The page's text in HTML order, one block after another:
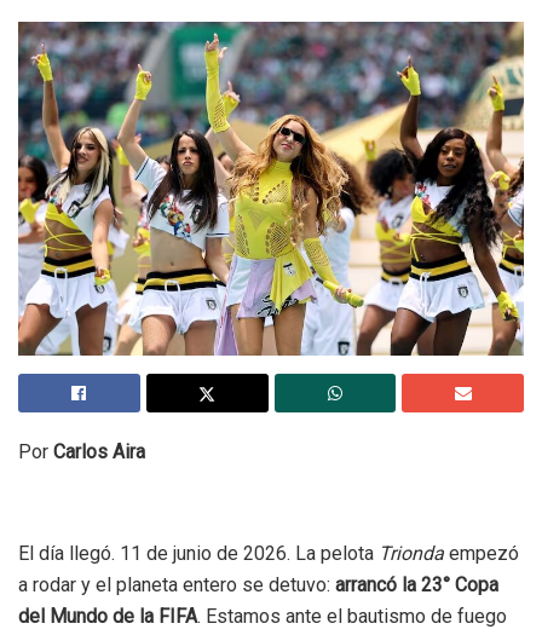
Por Carlos Aira
El día llegó. 11 de junio de 2026. La pelota Trionda empezó
a rodar y el planeta entero se detuvo: arrancó la 23° Copa
del Mundo de la FIFA. Estamos ante el bautismo de fuego